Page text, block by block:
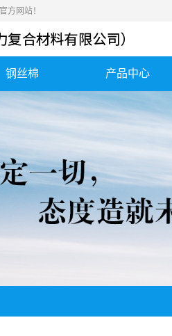
方网站！
钢丝棉 产品中心
钢丝棉
高硅氧毡、气凝胶毡
消音棉、消声器...
陶瓷纤维纸、陶...
玻璃纤维布、硅胶布